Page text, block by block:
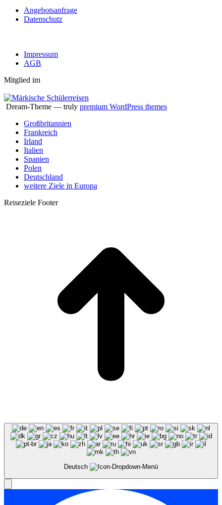
Angebotsanfrage
Datenschutz
Impressum
AGB
Mitglied im
Dream-Theme — truly premium WordPress themes
Großbritannien
Frankreich
Irland
Italien
Spanien
Polen
Deutschland
weitere Ziele in Europa
Reiseziele Footer
Deutsch